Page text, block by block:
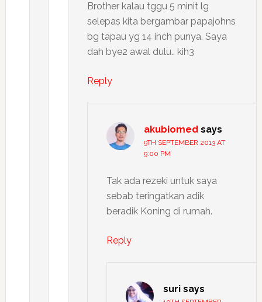
Brother kalau tggu 5 minit lg
selepas kita bergambar papajohns
bg tapau yg 14 inch punya. Saya
dah bye2 awal dulu.. kih3
Reply
akubiomed says
9TH SEPTEMBER 2013 AT
9:00 PM
Tak ada rezeki untuk saya
sebab teringatkan adik
beradik Koning di rumah.
Reply
suri says